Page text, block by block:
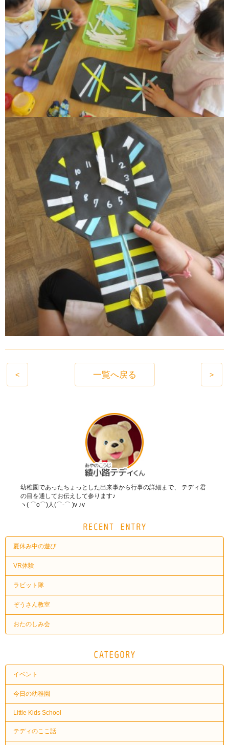
< 一覧へ戻る >
幼稚園であったちょっとした出来事から行事の詳細まで、 テディ君
の目を通してお伝えして参ります♪
ヽ( ⌒o⌒)人(⌒-⌒ )v ♪v
夏休み中の遊び
VR体験
ラビット隊
ぞうさん教室
おたのしみ会
イベント
今日の幼稚園
Little Kids School
テディのここ話